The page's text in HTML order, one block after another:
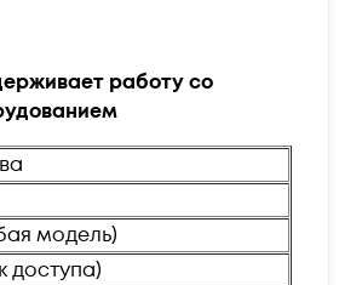
работу со
модель)
доступа)